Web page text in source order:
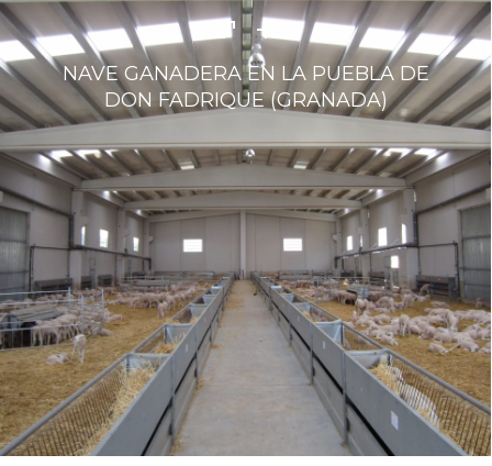
NAVE GANADERA EN LA PUEBLA DE
DON FADRIQUE (GRANADA)